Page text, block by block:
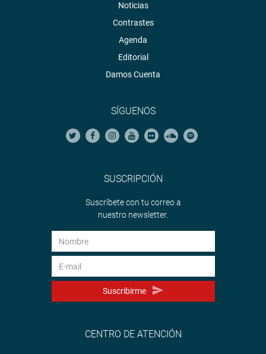
Noticias
Contrastes
Agenda
Editorial
Damos Cuenta
SÍGUENOS
SUSCRIPCIÓN
Suscríbete con tu correo a
nuestro newsletter.
Suscribirme
CENTRO DE ATENCIÓN